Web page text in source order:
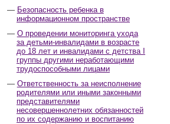
Безопасность ребенка в
информационном пространстве
О проведении мониторинга ухода
за детьми-инвалидами в возрасте
до 18 лет и инвалидами с детства I
группы другими неработающими
трудоспособными лицами
Ответственность за неисполнение
родителями или иными законными
представителями
несовершеннолетних обязанностей
по их содержанию и воспитанию